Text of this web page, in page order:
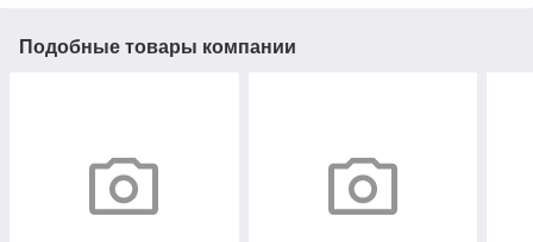
Подобные товары компании